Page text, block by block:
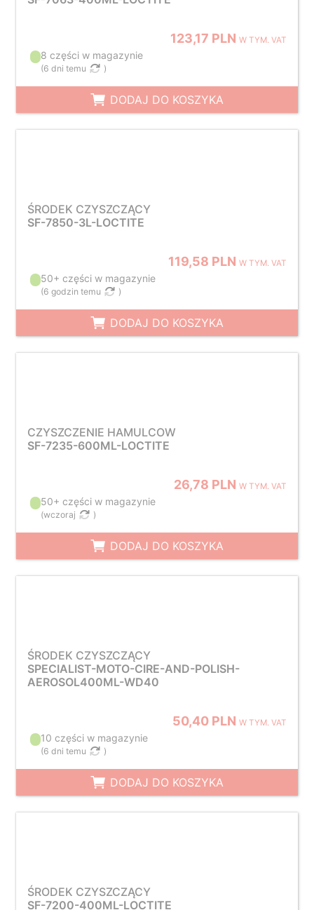
123,17 PLNW TYM. VAT
8 części w magazynie
(6 dni temu )
DODAJ DO KOSZYKA
ŚRODEK CZYSZCZĄCY
SF-7850-3L-LOCTITE
119,58 PLNW TYM. VAT
50+ części w magazynie
(6 godzin temu )
DODAJ DO KOSZYKA
CZYSZCZENIE HAMULCOW
SF-7235-600ML-LOCTITE
26,78 PLNW TYM. VAT
50+ części w magazynie
(wczoraj )
DODAJ DO KOSZYKA
ŚRODEK CZYSZCZĄCY
SPECIALIST-MOTO-CIRE-AND-POLISH-
AEROSOL400ML-WD40
50,40 PLNW TYM. VAT
10 części w magazynie
(6 dni temu )
DODAJ DO KOSZYKA
ŚRODEK CZYSZCZĄCY
SF-7200-400ML-LOCTITE